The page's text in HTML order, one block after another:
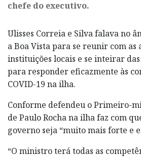
chefe do executivo.
Ulisses Correia e Silva falava no
a Boa Vista para se reunir com as
instituições locais e se inteirar
para responder eficazmente às
COVID-19 na ilha.
Conforme defendeu o Primeiro-
de Paulo Rocha na ilha faz com
governo seja “muito mais forte e
“O ministro terá todas as